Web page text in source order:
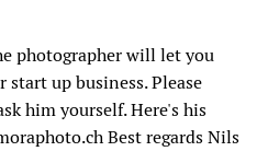
photographer will let you
start up business. Please
him yourself. Here's his
Best regards Nils